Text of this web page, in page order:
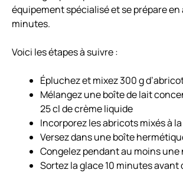
équipement spécialisé et se prépare en
minutes.
Voici les étapes à suivre :
Épluchez et mixez 300 g
Mélangez une boîte de lait
25 cl de crème liquide
Incorporez les abricots mixés à
Versez dans une boîte
Congelez pendant au moins une
Sortez la glace 10 minutes avant